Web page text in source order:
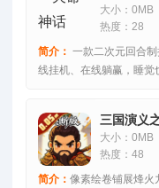
大小：0MB
热度：28
简介： 一款二次元回合
线挂机、在线躺赢，睡觉
三国演义
大小：0MB
热度：48
简介： 像素绘卷铺展烽火